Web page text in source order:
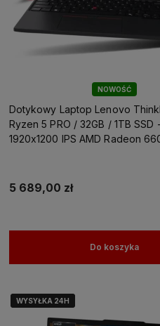
NOWOŚĆ
Dotykowy Laptop Lenovo
Ryzen 5 PRO / 32GB / 1TB SSD - 16" WUXGA
1920x1200 IPS AMD Radeon
5 689,00 zł
Do koszyka
WYSYŁKA 24H
WYSYŁKA 24H